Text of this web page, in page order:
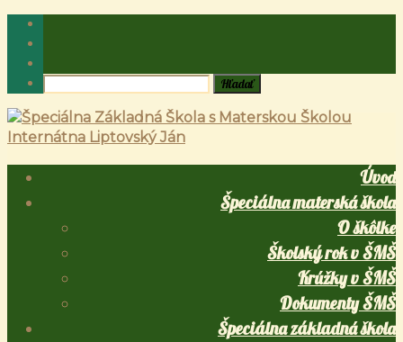
Úvod
Špeciálna materská škola
O škôlke
Školský rok v ŠMŠ
Krúžky v ŠMŠ
Dokumenty ŠMŠ
Špeciálna základná škola